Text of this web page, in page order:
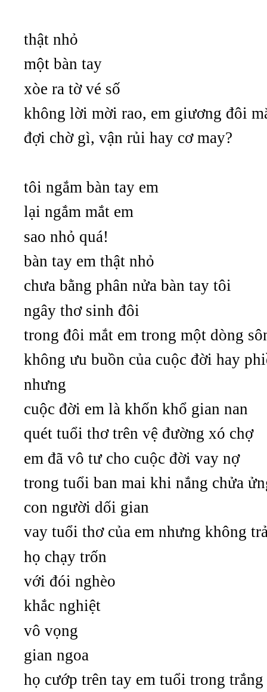
thật nhỏ
một bàn tay
xòe ra tờ vé số
không lời mời rao, em giương đôi
đợi chờ gì, vận rủi hay cơ may?
tôi ngắm bàn tay em
lại ngắm mắt em
sao nhỏ quá!
bàn tay em thật nhỏ
chưa bằng phân nửa bàn tay tôi
ngây thơ sinh đôi
trong đôi mắt em trong một dòng
không ưu buồn của cuộc đời hay
nhưng
cuộc đời em là khốn khổ gian nan
quét tuổi thơ trên vệ đường xó chợ
em đã vô tư cho cuộc đời vay nợ
trong tuổi ban mai khi nắng chửa
con người dối gian
vay tuổi thơ của em nhưng không
họ chạy trốn
với đói nghèo
khắc nghiệt
vô vọng
gian ngoa
họ cướp trên tay em tuổi trong trắng